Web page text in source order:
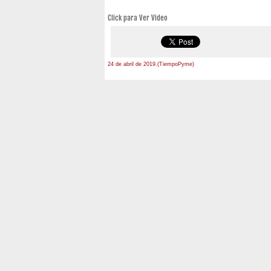
Click para Ver Video
24 de abril de 2019.(TiempoPyme)